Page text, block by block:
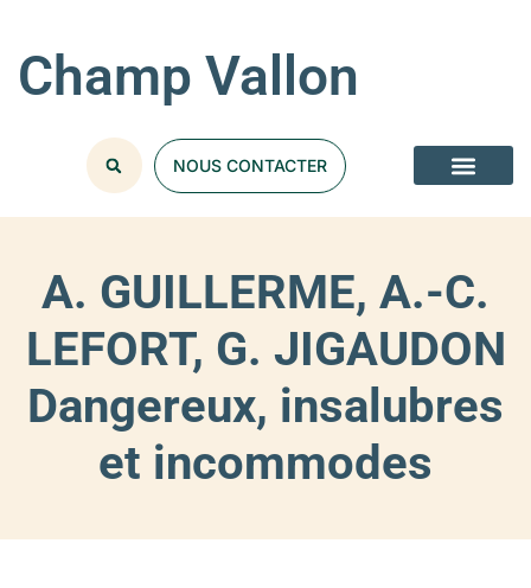
Champ Vallon
NOUS CONTACTER
A. GUILLERME, A.-C.
LEFORT, G. JIGAUDON
Dangereux, insalubres
et incommodes